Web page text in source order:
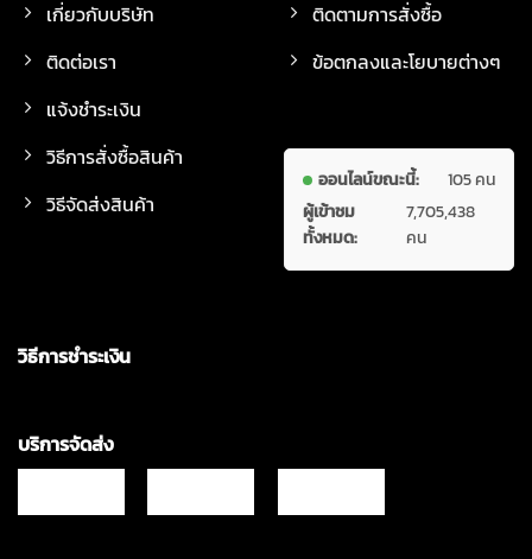
เกี่ยวกับบริษัท
ติดต่อเรา
แจ้งชำระเงิน
วิธีการสั่งซื้อสินค้า
วิธีจัดส่งสินค้า
ติดตามการสั่งซื้อ
ข้อตกลงและโยบายต่างๆ
ออนไลน์ขณะนี้:
105 คน
ผู้เข้าชม
ทั้งหมด:
7,705,438
คน
วิธีการชำระเงิน
บริการจัดส่ง